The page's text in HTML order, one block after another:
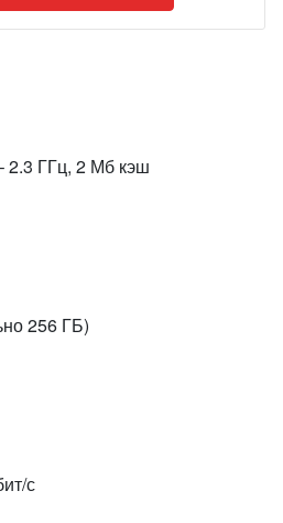
2.3 ГГц, 2 Мб кэш
256 ГБ)
с